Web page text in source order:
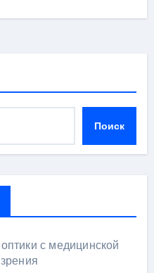
Поиск
с медицинской